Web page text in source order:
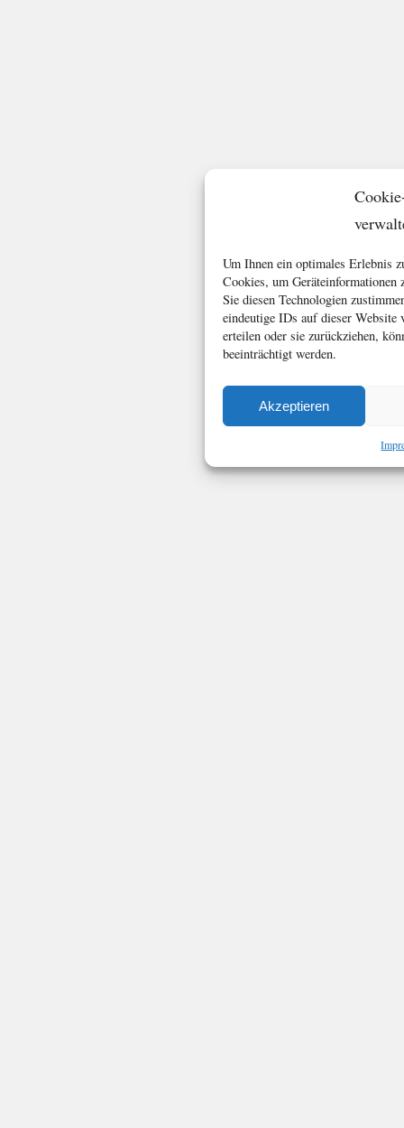
Um Ihnen ein optimales Erlebnis
Cookies, um Geräteinformationen
Sie diesen Technologien
eindeutige IDs auf dieser
erteilen oder sie zurückziehen,
beeinträchtigt werden.
Akzeptieren